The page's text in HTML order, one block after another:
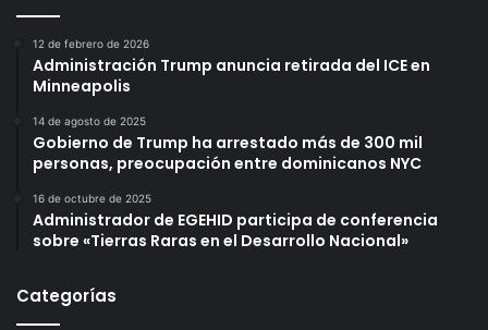
12 de febrero de 2026
Administración Trump anuncia retirada del ICE en
Minneapolis
14 de agosto de 2025
Gobierno de Trump ha arrestado más de 300 mil
personas, preocupación entre dominicanos NYC
16 de octubre de 2025
Administrador de EGEHID participa de conferencia
sobre «Tierras Raras en el Desarrollo Nacional»
Categorías